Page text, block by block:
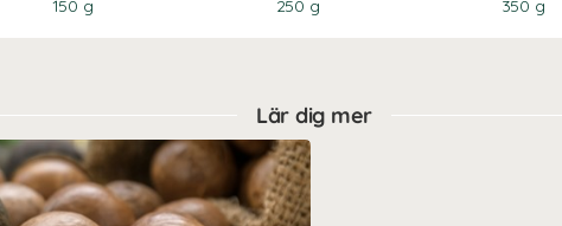
150 g
250 g
350 g
Lär dig mer